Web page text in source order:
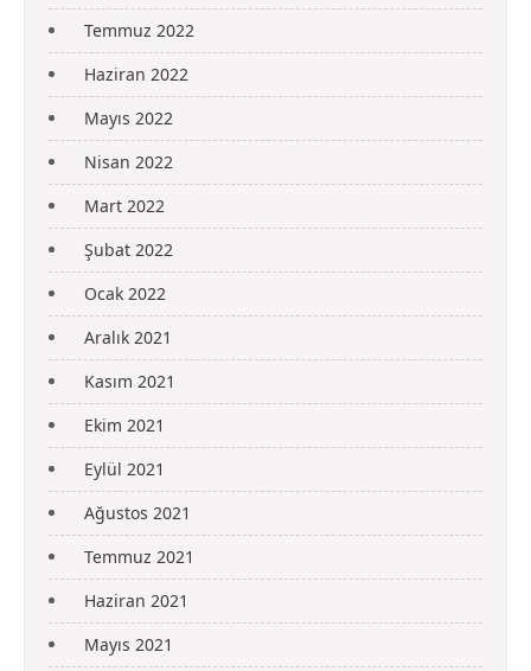
Temmuz 2022
Haziran 2022
Mayıs 2022
Nisan 2022
Mart 2022
Şubat 2022
Ocak 2022
Aralık 2021
Kasım 2021
Ekim 2021
Eylül 2021
Ağustos 2021
Temmuz 2021
Haziran 2021
Mayıs 2021